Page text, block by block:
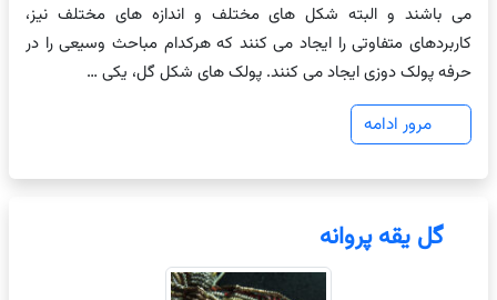
می باشند و البته شکل های مختلف و اندازه های مختلف نیز،
کاربردهای متفاوتی را ایجاد می کنند که هرکدام مباحث وسیعی را در
حرفه پولک دوزی ایجاد می کنند. پولک های شکل گل، یکی …
مرور ادامه
گل یقه پروانه